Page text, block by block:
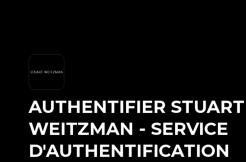
AUTHENTIFIER STUART
WEITZMAN - SERVICE
D'AUTHENTIFICATION